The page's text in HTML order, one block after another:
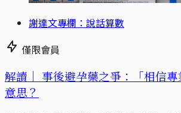
謝達文專欄：說話算數
僅限會員
解讀｜ 事後避孕藥之爭：「相信
意思？